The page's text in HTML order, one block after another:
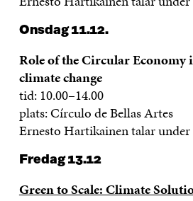
Onsdag 11.12.
Role of the Circular
climate change
tid: 10.00–14.00
plats: Círculo de Bellas Artes
Ernesto Hartikainen talar
Fredag 13.12
Green to Scale: Climate